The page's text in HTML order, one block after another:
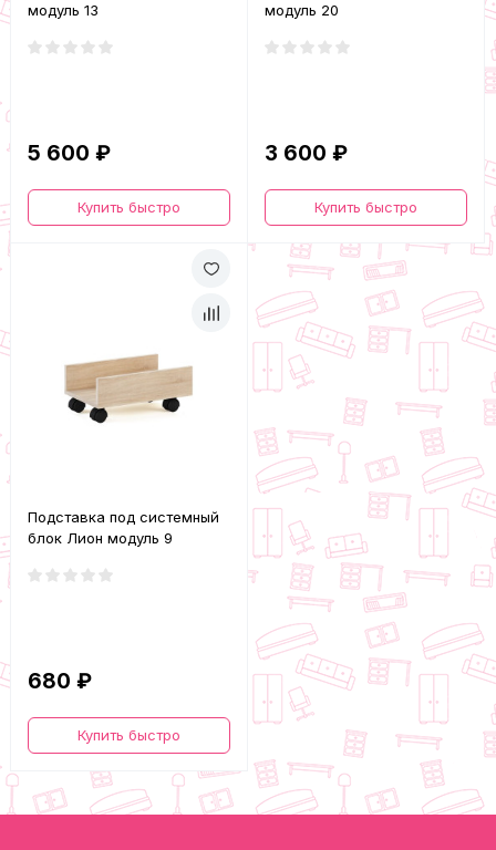
модуль 13
5 600 ₽
Купить быстро
модуль 20
3 600 ₽
Купить быстро
Подставка под системный
блок Лион модуль 9
680 ₽
Купить быстро